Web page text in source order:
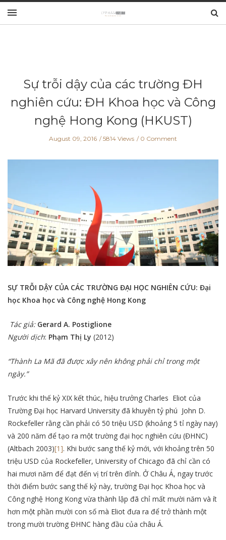
Sự trỗi dậy của các trường ĐH
nghiên cứu: ĐH Khoa học và Công
nghệ Hong Kong (HKUST)
August 09, 2016 5814 Views 0 Comment
SỰ TRỖI DẬY CỦA CÁC TRƯỜNG ĐẠI HỌC NGHIÊN CỨU: Đại
học Khoa học và Công nghệ Hong Kong
Tác giả:Gerard A. Postiglione
Người dịch: Phạm Thị Ly (2012)
“Thành La Mã đã được xây nên không phải chỉ trong một
ngày.”
Trước khi thế kỷ XIX kết thúc, hiệu trưởng Charles Eliot của
Trường Đại học Harvard University đã khuyên tỷ phú John D.
Rockefeller rằng cần phải có 50 triệu USD (khoảng 5 tỉ ngày nay)
và 200 năm để tạo ra một trường đại học nghiên cứu (ĐHNC)
(Altbach 2003)[1]. Khi bước sang thế kỷ mới, với khoảng trên 50
triệu USD của Rockefeller, University of Chicago đã chỉ cần có
hai mươi năm để đạt đến vị trí trên đỉnh. Ở Châu Á, ngay trước
thời điểm bước sang thế kỷ này, trường Đại học Khoa học và
Công nghệ Hong Kong vừa thành lập đã chỉ mất mười năm và ít
hơn một phần mười con số mà Eliot đưa ra để trở thành một
trong mười trường ĐHNC hàng đầu của châu Á.